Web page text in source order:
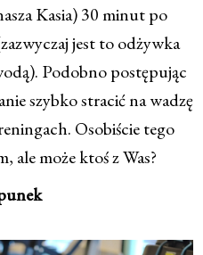
Kasia) 30 minut po
jest to odżywka
Podobno postępując
szybko stracić na wadzę
Osobiście tego
ale może ktoś z Was?